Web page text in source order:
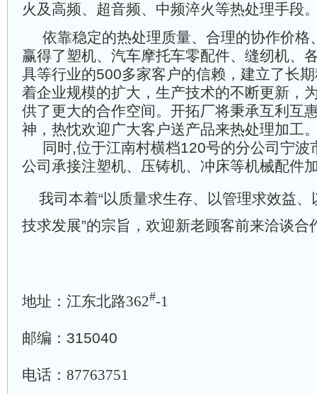
火及高频、超音频、中频淬火等热处理手段
依靠稳定的热处理质量、合理的协作价格
赢得了塑机、汽车摩托车零配件、缝纫机、
具等行业的500多家客户的信赖，建立了长
着企业规模的扩大，生产技术的不断更新，
供了更大的合作空间。开拓厂将秉承互利互
神，热忱欢迎广大客户送产品来热处理加工
同时,位于江南村横档120号的分公司宁波
公司承接注塑机、压铸机、冲床等机械配件
我司本着“以质量求生存、以管理求效益、
技求发展”的宗旨，欢迎新老顾客前来洽谈
地址： 江东北路362#-1
邮编：315040
电话： 87763751